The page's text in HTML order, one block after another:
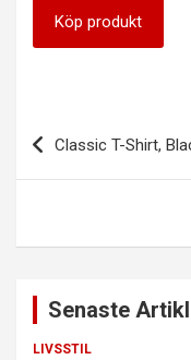
Köp produkt
Classic T-Shirt,
Senaste
LIVSSTIL